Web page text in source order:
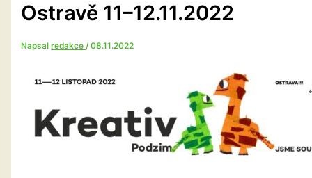
Ostravě 11–12.11.2022
Napsalredakce/08.11.2022